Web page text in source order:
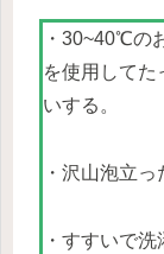
・30~40℃の
を使用して
いする。
・沢山泡立
・すすいで